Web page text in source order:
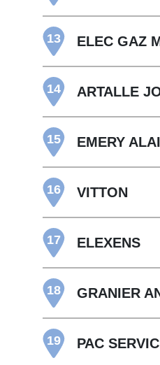
13 ELEC GAZ
14 ARTALLE
15 EMERY
16 VITTON
17 ELEXENS
18 GRANIER
19 PAC